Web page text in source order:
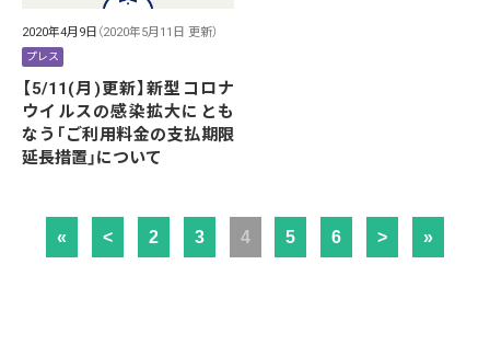
2020年4月9日 （2020年5月11日 更新）
プレス
【5/11(月)更新】新型コロナ
ウイルスの感染拡大にとも
なう「ご利用料金の支払期限
延長措置」について
« < 2 3 4 5 6 > »